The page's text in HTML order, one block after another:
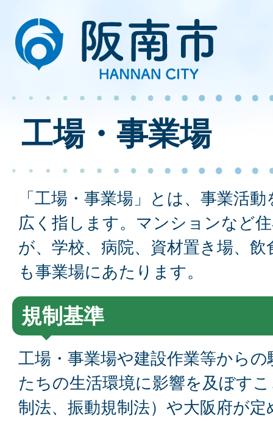
工場・事業場
「工場・事業場」とは、事業活
広く指します。マンションなど
が、学校、病院、資材置き場、
も事業場にあたります。
規制基準
工場・事業場や建設作業等から
たちの生活環境に影響を及ぼす
制法、振動規制法）や大阪府が